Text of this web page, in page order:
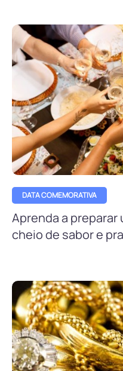
DATA COMEMORATIVA
Aprenda a preparar
cheio de sabor e